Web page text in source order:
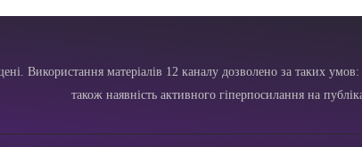
Використання матеріалів 12 каналу дозволено за таких
також наявність активного гіперпосилання на